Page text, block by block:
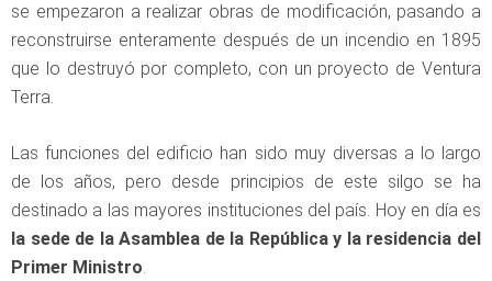
se empezaron a realizar obras de modificación, pasando a
reconstruirse enteramente después de un incendio en 1895
que lo destruyó por completo, con un proyecto de Ventura
Terra.
Las funciones del edificio han sido muy diversas a lo largo
de los años, pero desde principios de este silgo se ha
destinado a las mayores instituciones del país. Hoy en día es
la sede de la Asamblea de la República y la residencia del
Primer Ministro.